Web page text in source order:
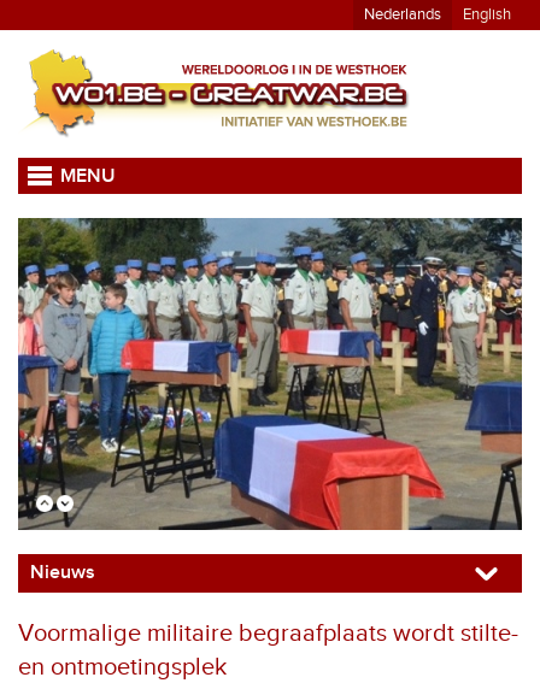
Nederlands English
MENU
Nieuws
Voormalige militaire begraafplaats wordt stilte-
en ontmoetingsplek